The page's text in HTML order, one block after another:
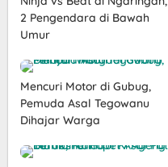
2 Pengendara di Bawah
Umur
Mencuri Motor di Gubug,
Pemuda Asal Tegowanu
Dihajar Warga